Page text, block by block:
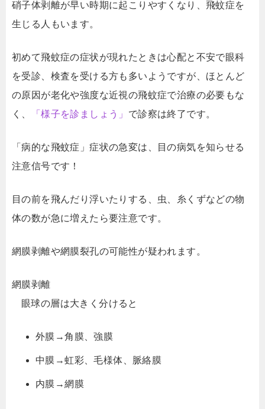
硝子体剥離が早い時期に起こりやすくなり、飛蚊症を
生じる人もいます。
初めて飛蚊症の症状が現れたときは心配と不安で眼科
を受診、検査を受ける方も多いようですが、ほとんど
の原因が老化や強度な近視の飛蚊症で治療の必要もな
く、
「様子を診ましょう」 で診察は終了です。
「病的な飛蚊症」症状の急変は、目の病気を知らせる
注意信号です！
目の前を飛んだり浮いたりする、虫、糸くずなどの物
体の数が急に増えたら要注意です。
網膜剥離や網膜裂孔の可能性が疑われます。
網膜剥離
眼球の層は大きく分けると
外膜→角膜、強膜
中膜→虹彩、毛様体、脈絡膜
内膜→網膜